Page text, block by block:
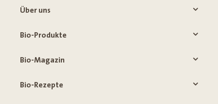
Über uns
Bio-Produkte
Bio-Magazin
Bio-Rezepte